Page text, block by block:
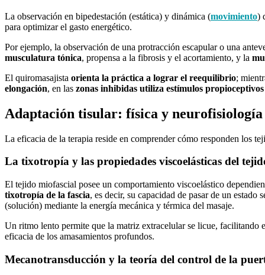
La observación en bipedestación (estática) y dinámica (movimiento)
para optimizar el gasto energético.
Por ejemplo, la observación de una protracción escapular o una
musculatura tónica, propensa a la fibrosis y el acortamiento, y la
El quiromasajista orienta la práctica a lograr el reequilibrio;
elongación, en las zonas inhibidas utiliza estímulos propioceptivos
Adaptación tisular: física y
La eficacia de la terapia reside en comprender cómo responden los
La tixotropía y las propiedades viscoelásticas del
El tejido miofascial posee un comportamiento viscoelástico
tixotropía de la fascia, es decir, su capacidad de pasar de un
(solución) mediante la energía mecánica y térmica del masaje.
Un ritmo lento permite que la matriz extracelular se licue, facilitando
eficacia de los amasamientos profundos.
Mecanotransducción y la teoría del control de la